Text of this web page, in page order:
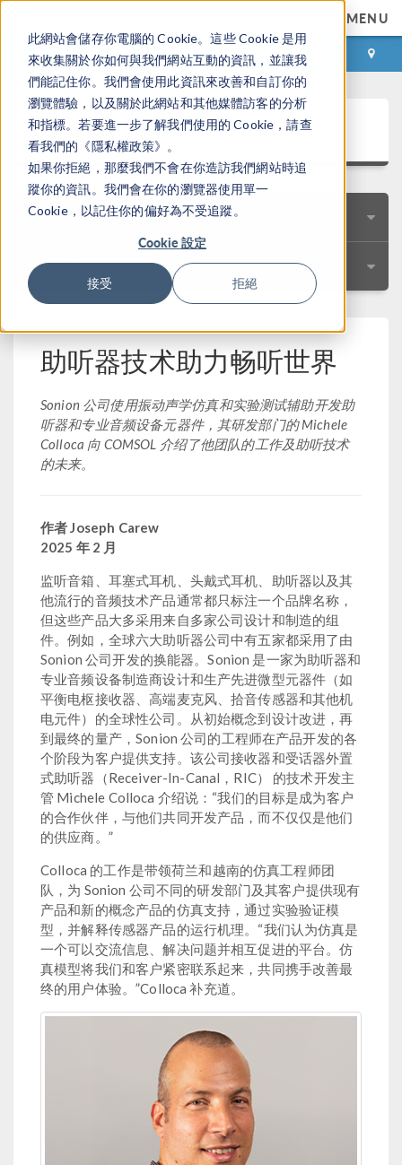
此網站會儲存你電腦的 Cookie。這些 Cookie 是用
來收集關於你如何與我們網站互動的資訊，並讓我
們能記住你。我們會使用此資訊來改善和自訂你的
瀏覽體驗，以及關於此網站和其他媒體訪客的分析
和指標。若要進一步了解我們使用的 Cookie，請查
看我們的《隱私權政策》。
如果你拒絕，那麼我們不會在你造訪我們網站時追
蹤你的資訊。我們會在你的瀏覽器使用單一
Cookie，以記住你的偏好為不受追蹤。
Cookie 設定
接受 拒絕
MENU
登录 咨询与购买
用户案例集锦
快速搜索
技术资料
助听器技术助力畅听世界
Sonion 公司使用振动声学仿真和实验测试辅助开发助
听器和专业音频设备元器件，其研发部门的 Michele
Colloca 向 COMSOL 介绍了他团队的工作及助听技术
的未来。
作者 Joseph Carew
2025 年 2 月
监听音箱、耳塞式耳机、头戴式耳机、助听器以及其
他流行的音频技术产品通常都只标注一个品牌名称，
但这些产品大多采用来自多家公司设计和制造的组
件。例如，全球六大助听器公司中有五家都采用了由
Sonion 公司开发的换能器。Sonion 是一家为助听器和
专业音频设备制造商设计和生产先进微型元器件（如
平衡电枢接收器、高端麦克风、拾音传感器和其他机
电元件）的全球性公司。从初始概念到设计改进，再
到最终的量产，Sonion 公司的工程师在产品开发的各
个阶段为客户提供支持。该公司接收器和受话器外置
式助听器（Receiver-In-Canal，RIC） 的技术开发主
管 Michele Colloca 介绍说：“我们的目标是成为客户
的合作伙伴，与他们共同开发产品，而不仅仅是他们
的供应商。”
Colloca 的工作是带领荷兰和越南的仿真工程师团
队，为 Sonion 公司不同的研发部门及其客户提供现有
产品和新的概念产品的仿真支持，通过实验验证模
型，并解释传感器产品的运行机理。“我们认为仿真是
一个可以交流信息、解决问题并相互促进的平台。仿
真模型将我们和客户紧密联系起来，共同携手改善最
终的用户体验。”Colloca 补充道。